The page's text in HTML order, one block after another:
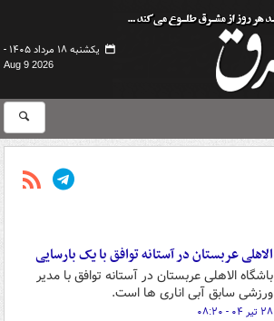
یکشنبه ۱۸ مرداد ۱۴۰۵ -
Aug 9 2026
الاهلی عربستان در آستانه توافق با یک بارسایی
باشگاه الاهلی عربستان در آستانه توافق با مدیر
ورزشی سابق آبی اناری ها است.
۲۸ تیر ۰۴ - ۰۸:۲۰